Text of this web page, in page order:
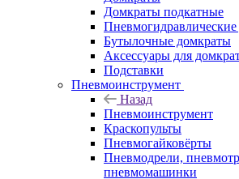
Домкраты подкатные
Бутылочные домкраты
Аксессуары для
Подставки
Пневмоинструмент
Назад
Пневмоинструмент
Краскопульты
Пневмогайковёрты
Пневмодрели,
пневмомашинки